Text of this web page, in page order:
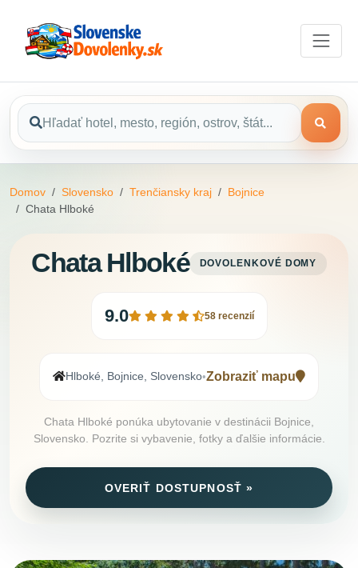
Domov Slovensko Trenčiansky kraj
Bojnice
Chata Hlboké
Chata Hlboké DOVOLENKOVÉ DOMY
9.0 58 recenzií
Hlboké, Bojnice, Slovensko•Zobraziť mapu
Chata Hlboké ponúka ubytovanie v destinácii Bojnice,
Slovensko. Pozrite si vybavenie, fotky a ďalšie informácie.
OVERIŤ DOSTUPNOSŤ »